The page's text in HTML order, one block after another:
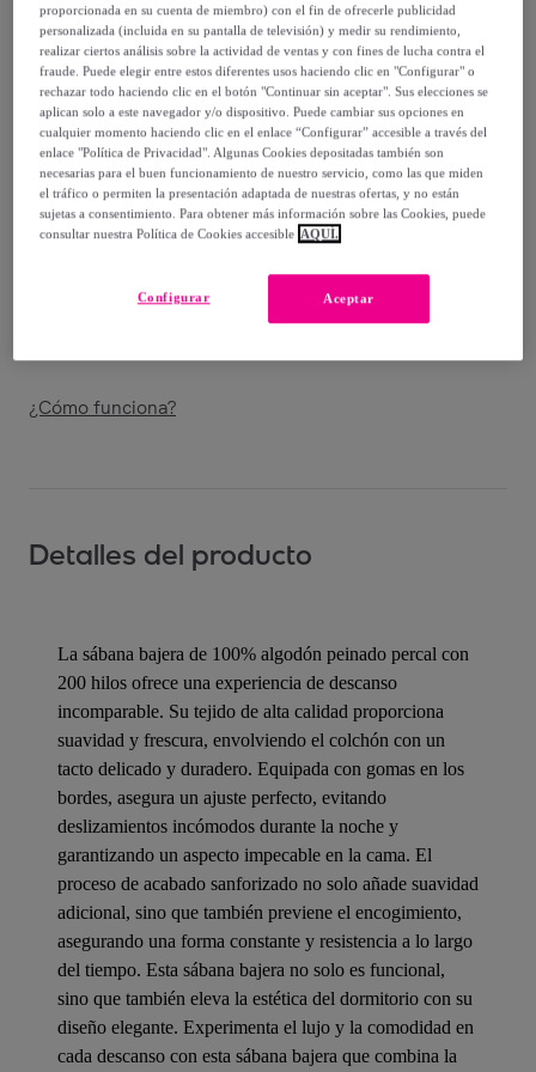
-61%
Vendido porONNA STUDIO
Entrega
Entrega desde4,95 €
Gratis desde 60 € de compra
¿Cómo funciona?
Detalles del producto
La sábana bajera de 100% algodón peinado percal con
200 hilos ofrece una experiencia de descanso
incomparable. Su tejido de alta calidad proporciona
suavidad y frescura, envolviendo el colchón con un
tacto delicado y duradero. Equipada con gomas en los
bordes, asegura un ajuste perfecto, evitando
deslizamientos incómodos durante la noche y
garantizando un aspecto impecable en la cama. El
proceso de acabado sanforizado no solo añade suavidad
adicional, sino que también previene el encogimiento,
asegurando una forma constante y resistencia a lo largo
del tiempo. Esta sábana bajera no solo es funcional,
sino que también eleva la estética del dormitorio con su
diseño elegante. Experimenta el lujo y la comodidad en
cada descanso con esta sábana bajera que combina la
proporcionada en su cuenta de miembro) con el fin de ofrecerle publicidad
personalizada (incluida en su pantalla de televisión) y medir su rendimiento,
realizar ciertos análisis sobre la actividad de ventas y con fines de lucha contra el
fraude. Puede elegir entre estos diferentes usos haciendo clic en "Configurar" o
rechazar todo haciendo clic en el botón "Continuar sin aceptar". Sus elecciones se
aplican solo a este navegador y/o dispositivo. Puede cambiar sus opciones en
cualquier momento haciendo clic en el enlace “Configurar” accesible a través del
enlace "Política de Privacidad". Algunas Cookies depositadas también son
necesarias para el buen funcionamiento de nuestro servicio, como las que miden
el tráfico o permiten la presentación adaptada de nuestras ofertas, y no están
sujetas a consentimiento. Para obtener más información sobre las Cookies, puede
consultar nuestra Política de Cookies accesible AQUÍ.
Aceptar
Configurar